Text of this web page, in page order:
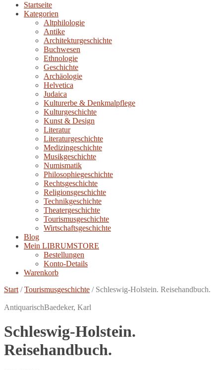
Startseite
Kategorien
Altphilologie
Antike
Architekturgeschichte
Buchwesen
Ethnologie
Geschichte
Archäologie
Helvetica
Judaica
Kulturerbe & Denkmalpflege
Kulturgeschichte
Kunst & Design
Literatur
Literaturgeschichte
Medizingeschichte
Musikgeschichte
Numismatik
Philosophiegeschichte
Rechtsgeschichte
Religionsgeschichte
Technikgeschichte
Theatergeschichte
Tourismusgeschichte
Wirtschaftsgeschichte
Blog
Mein LIBRUMSTORE
Bestellungen
Konto-Details
Warenkorb
Start /Tourismusgeschichte / Schleswig-Holstein. Reisehandbuch.
AntiquarischBaedeker, Karl
Schleswig-Holstein.
Reisehandbuch.